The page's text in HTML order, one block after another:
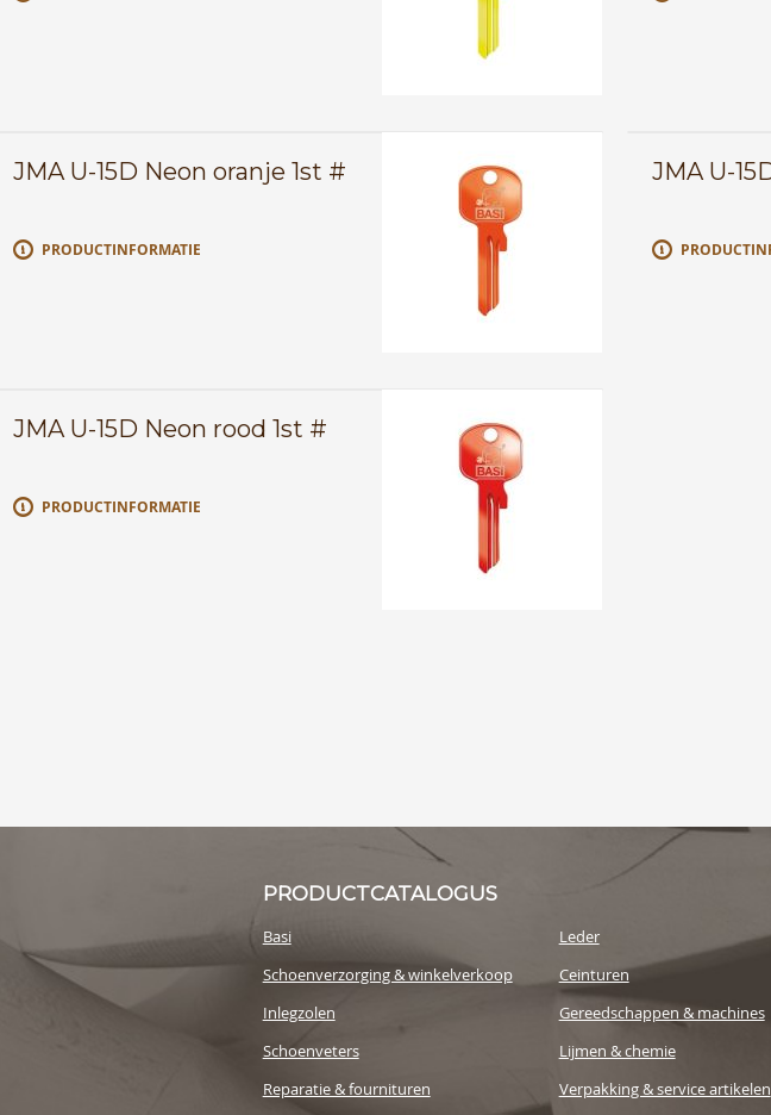
JMA U-15D Neon oranje 1st #
PRODUCTINFORMATIE
JMA U-
JMA U-15D Neon rood 1st #
PRODUCTINFORMATIE
PRODUCTCATALOGUS
Basi
Schoenverzorging & winkelverkoop
Inlegzolen
Schoenveters
Reparatie & fournituren
Leder
Ceinturen
Gereedschappen & machines
Lijmen & chemie
Verpakking & service artikelen